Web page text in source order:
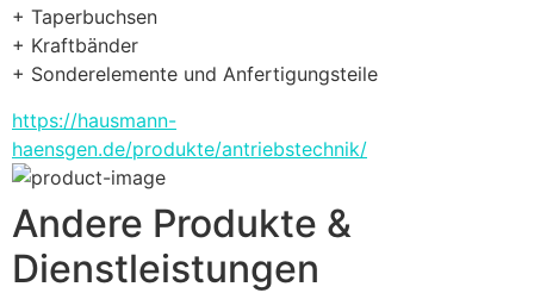
+ Taperbuchsen
+ Kraftbänder
+ Sonderelemente und Anfertigungsteile
https://hausmann-
haensgen.de/produkte/antriebstechnik/
Andere Produkte &
Dienstleistungen